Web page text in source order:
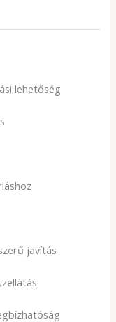
lehetőség
javítás